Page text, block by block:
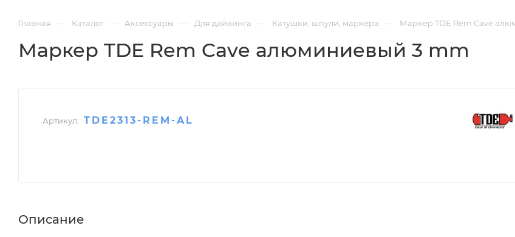
Главная — Каталог — Аксессуары — Для дайвинга — Катушки, шпули, маркера — Маркер TDE Rem Cave
Маркер TDE Rem Cave алюминиевый 3 mm
Артикул: TDE2313-REM-AL
Описание